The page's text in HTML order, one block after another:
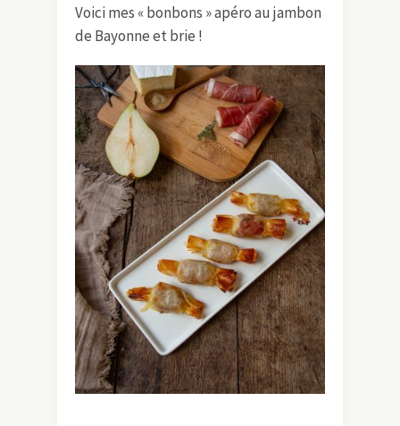
Voici mes « bonbons » apéro au jambon
de Bayonne et brie !